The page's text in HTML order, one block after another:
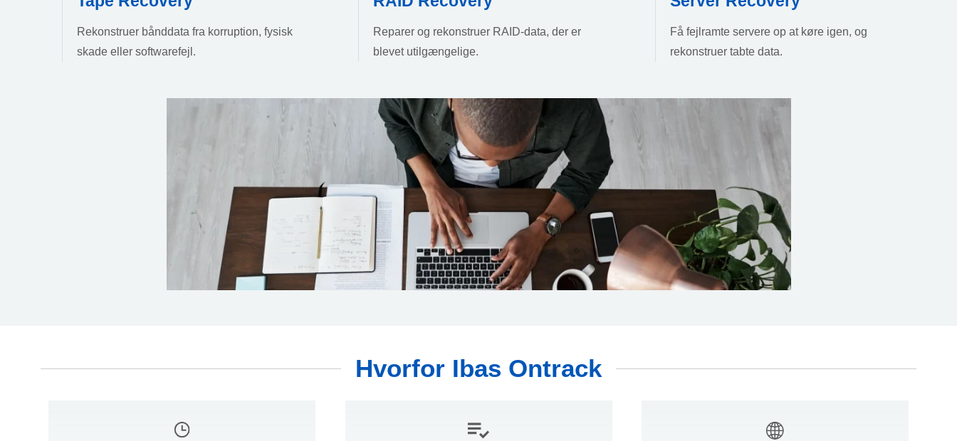
Rekonstruer bånddata fra korruption, fysisk
skade eller softwarefejl.
Reparer og rekonstruer RAID-data, der er
blevet utilgængelige.
Få fejlramte servere op at køre igen, og
rekonstruer tabte data.
Hvorfor Ibas Ontrack